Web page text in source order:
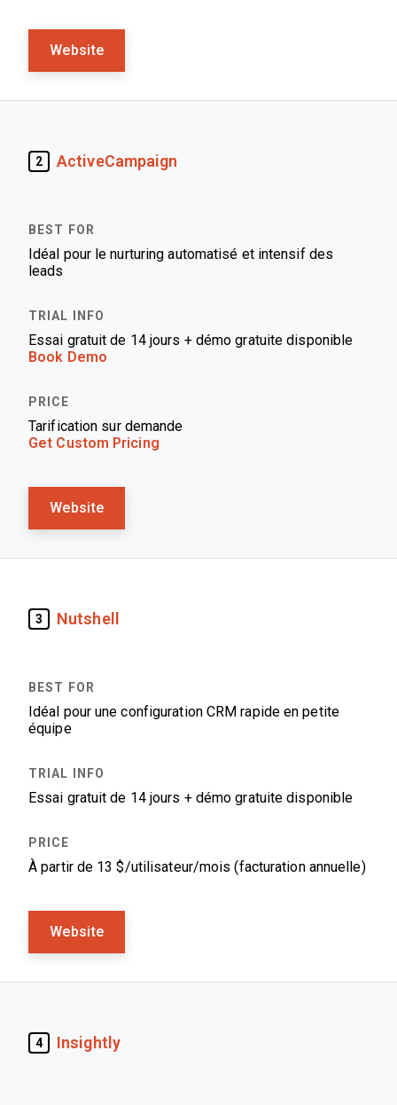
Website
2 ActiveCampaign
Idéal pour le nurturing automatisé et intensif des
leads
Essai gratuit de 14 jours + démo gratuite disponible
Book Demo
Tarification sur demande
Get Custom Pricing
Website
3 Nutshell
Idéal pour une configuration CRM rapide en petite
équipe
Essai gratuit de 14 jours + démo gratuite disponible
À partir de 13 $/utilisateur/mois (facturation annuelle)
Website
4 Insightly